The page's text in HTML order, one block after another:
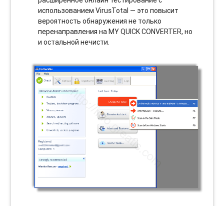
использованием VirusTotal — это повысит
вероятность обнаружения не только
перенаправления на MY QUICK CONVERTER, но
и остальной нечисти.